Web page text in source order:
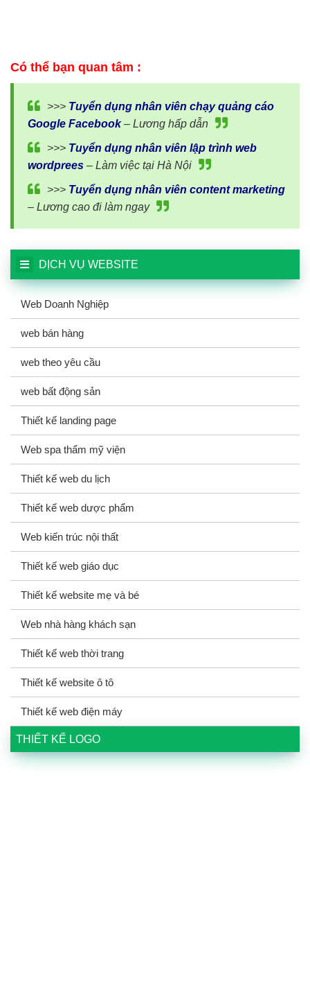
Có thể bạn quan tâm :
>>> Tuyển dụng nhân viên chạy quảng cáo
Google Facebook– Lương hấp dẫn
>>> Tuyển dụng nhân viên lập trình web
wordprees – Làm việc tại Hà Nội
>>> Tuyển dụng nhân viên content marketing
– Lương cao đi làm ngay
DỊCH VỤ WEBSITE
Web Doanh Nghiệp
web bán hàng
web theo yêu cầu
web bất động sản
Thiết kế landing page
Web spa thẩm mỹ viện
Thiết kế web du lịch
Thiết kế web dược phẩm
Web kiến trúc nội thất
Thiết kế web giáo dục
Thiết kế website mẹ và bé
Web nhà hàng khách sạn
Thiết kế web thời trang
Thiết kế website ô tô
Thiết kế web điện máy
THIẾT KẾ LOGO